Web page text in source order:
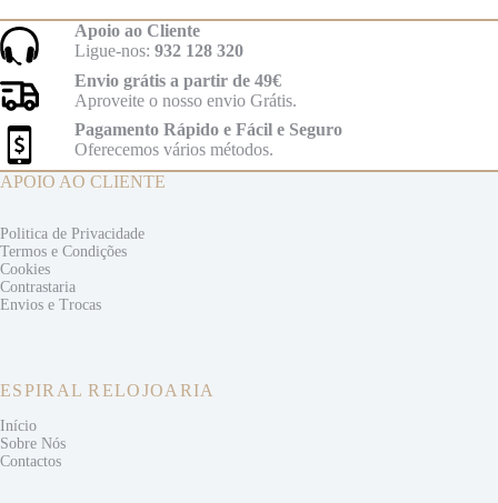
Apoio ao Cliente
Ligue-nos: 932 128 320
Envio grátis a partir de 49€
Aproveite o nosso envio Grátis.
Pagamento Rápido e Fácil e Seguro
Oferecemos vários métodos.
APOIO AO CLIENTE
Politica de Privacidade
Termos e Condições
Cookies
Contrastaria
Envios e Trocas
ESPIRAL RELOJOARIA
Início
Sobre Nós
Contactos